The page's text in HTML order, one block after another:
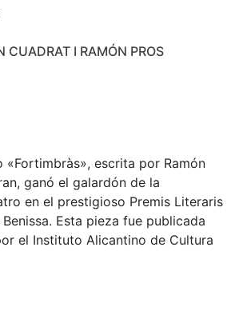
CUADRAT I RAMÓN PROS
«Fortimbràs», escrita por Ramón
ganó el galardón de la
en el prestigioso Premis Literaris
. Esta pieza fue publicada
el Instituto Alicantino de Cultura